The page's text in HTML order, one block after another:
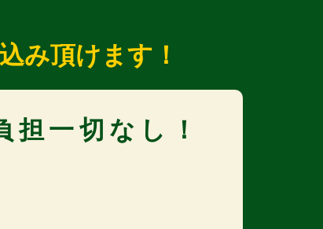
み頂けます！
担一切なし！